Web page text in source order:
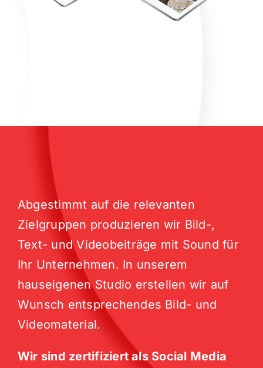
Abgestimmt auf die relevanten
Zielgruppen produzieren wir Bild-,
Text- und Videobeiträge mit Sound für
Ihr Unternehmen. In unserem
hauseigenen Studio erstellen wir auf
Wunsch entsprechendes Bild- und
Videomaterial.
Wir sind zertifiziert als Social Media